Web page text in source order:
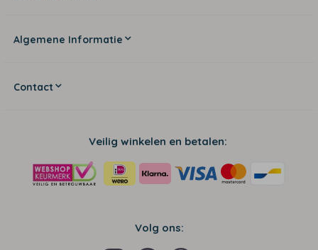
Algemene Informatie
Contact
Veilig winkelen en betalen:
Volg ons: